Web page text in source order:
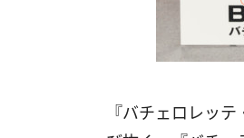
『バチェロレッ